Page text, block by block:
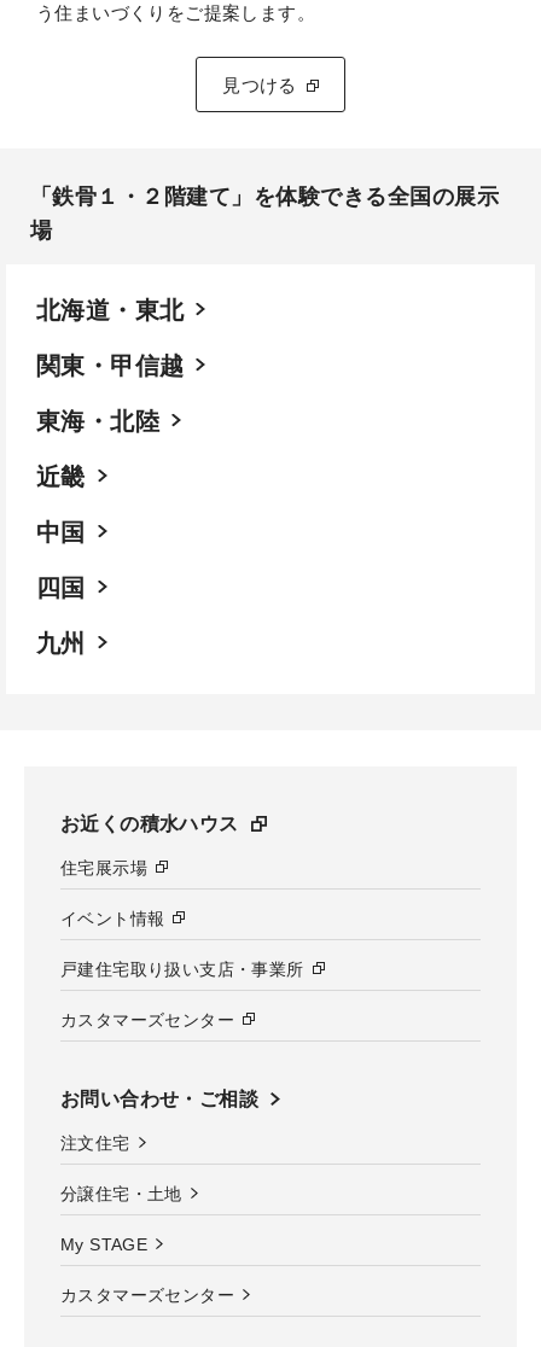
う住まいづくりをご提案します。
見つける
「鉄骨１・２階建て」を体験できる全国の展示
場​
北海道・東北
関東・甲信越
東海・北陸
近畿
中国
四国
九州
お近くの積水ハウス
住宅展示場
イベント情報
戸建住宅取り扱い支店・事業所
カスタマーズセンター
お問い合わせ・ご相談
注文住宅
分譲住宅・土地
My STAGE
カスタマーズセンター